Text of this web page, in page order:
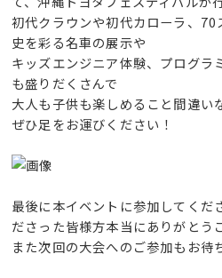
初代クラウンや初代カローラ、70
史を彩る名車の展示や
キッズエンジニア体験、プログラ
も盛りだくさんで
大人も子供も楽しめること間違い
ぜひ足をお運びください！
最後に本イベントに参加してくだ
ださった皆様方本当にありがと
また次回の大会へのご参加もお待